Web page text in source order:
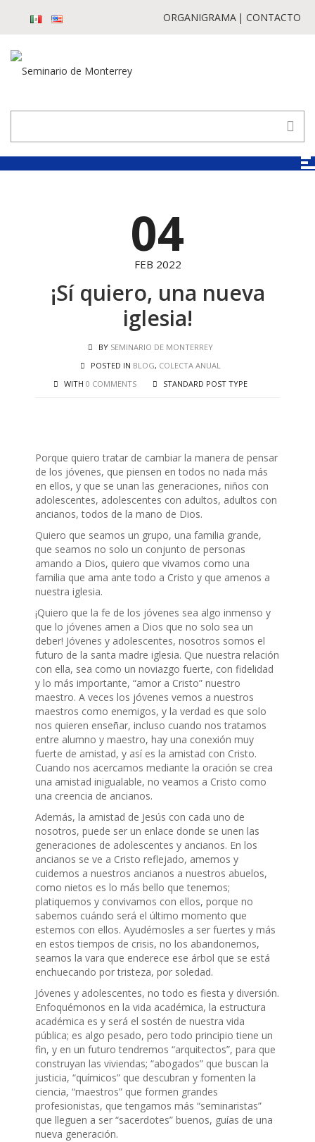
ORGANIGRAMA CONTACTO
04
FEB 2022
¡Sí quiero, una nueva
iglesia!
BY SEMINARIO DE MONTERREY
POSTED IN BLOG, COLECTA ANUAL
WITH 0 COMMENTS STANDARD POST TYPE
Porque quiero tratar de cambiar la manera de pensar
de los jóvenes, que piensen en todos no nada más
en ellos, y que se unan las generaciones, niños con
adolescentes, adolescentes con adultos, adultos con
ancianos, todos de la mano de Dios.
Quiero que seamos un grupo, una familia grande,
que seamos no solo un conjunto de personas
amando a Dios, quiero que vivamos como una
familia que ama ante todo a Cristo y que amenos a
nuestra iglesia.
¡Quiero que la fe de los jóvenes sea algo inmenso y
que lo jóvenes amen a Dios que no solo sea un
deber! Jóvenes y adolescentes, nosotros somos el
futuro de la santa madre iglesia. Que nuestra relación
con ella, sea como un noviazgo fuerte, con fidelidad
y lo más importante, “amor a Cristo” nuestro
maestro. A veces los jóvenes vemos a nuestros
maestros como enemigos, y la verdad es que solo
nos quieren enseñar, incluso cuando nos tratamos
entre alumno y maestro, hay una conexión muy
fuerte de amistad, y así es la amistad con Cristo.
Cuando nos acercamos mediante la oración se crea
una amistad inigualable, no veamos a Cristo como
una creencia de ancianos.
Además, la amistad de Jesús con cada uno de
nosotros, puede ser un enlace donde se unen las
generaciones de adolescentes y ancianos. En los
ancianos se ve a Cristo reflejado, amemos y
cuidemos a nuestros ancianos a nuestros abuelos,
como nietos es lo más bello que tenemos;
platiquemos y convivamos con ellos, porque no
sabemos cuándo será el último momento que
estemos con ellos. Ayudémosles a ser fuertes y más
en estos tiempos de crisis, no los abandonemos,
seamos la vara que enderece ese árbol que se está
enchuecando por tristeza, por soledad.
Jóvenes y adolescentes, no todo es fiesta y diversión.
Enfoquémonos en la vida académica, la estructura
académica es y será el sostén de nuestra vida
pública; es algo pesado, pero todo principio tiene un
fin, y en un futuro tendremos “arquitectos”, para que
construyan las viviendas; “abogados” que buscan la
justicia, “químicos” que descubran y fomenten la
ciencia, “maestros” que formen grandes
profesionistas, que tengamos más “seminaristas”
que lleguen a ser “sacerdotes” buenos, guías de una
nueva generación.